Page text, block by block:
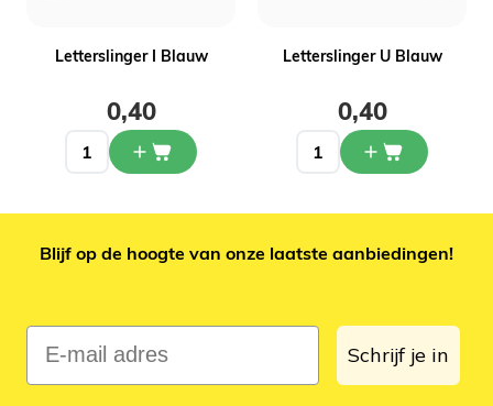
Letterslinger I Blauw
0,40
Letterslinger U Blauw
0,40
Blijf op de hoogte van onze laatste aanbiedingen!
E-mail adres
Schrijf je in